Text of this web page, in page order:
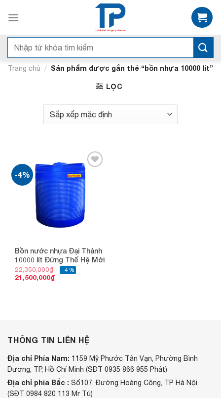
qua
dungTìm
kiếm:
Trang chủ / Sản phẩm được gắn thẻ “bồn nhựa 10000 lít”
LỌC
-4%
Add to
wishlist
Bồn nước nhựa Đại Thành
10000 lít Đứng Thế Hệ Mới
22,350,000₫ - 4 %
21,500,000₫
THÔNG TIN LIÊN HỆ
Địa chỉ Phía Nam: 1159 Mỹ Phước Tân Vạn, Phường Bình
Dương, TP, Hồ Chí Minh (SĐT 0935 866 955 Phát)
Địa chỉ phía Bắc : Số107, Đường Hoàng Công, TP Hà Nội
(SĐT 0984 820 113 Mr Tú)